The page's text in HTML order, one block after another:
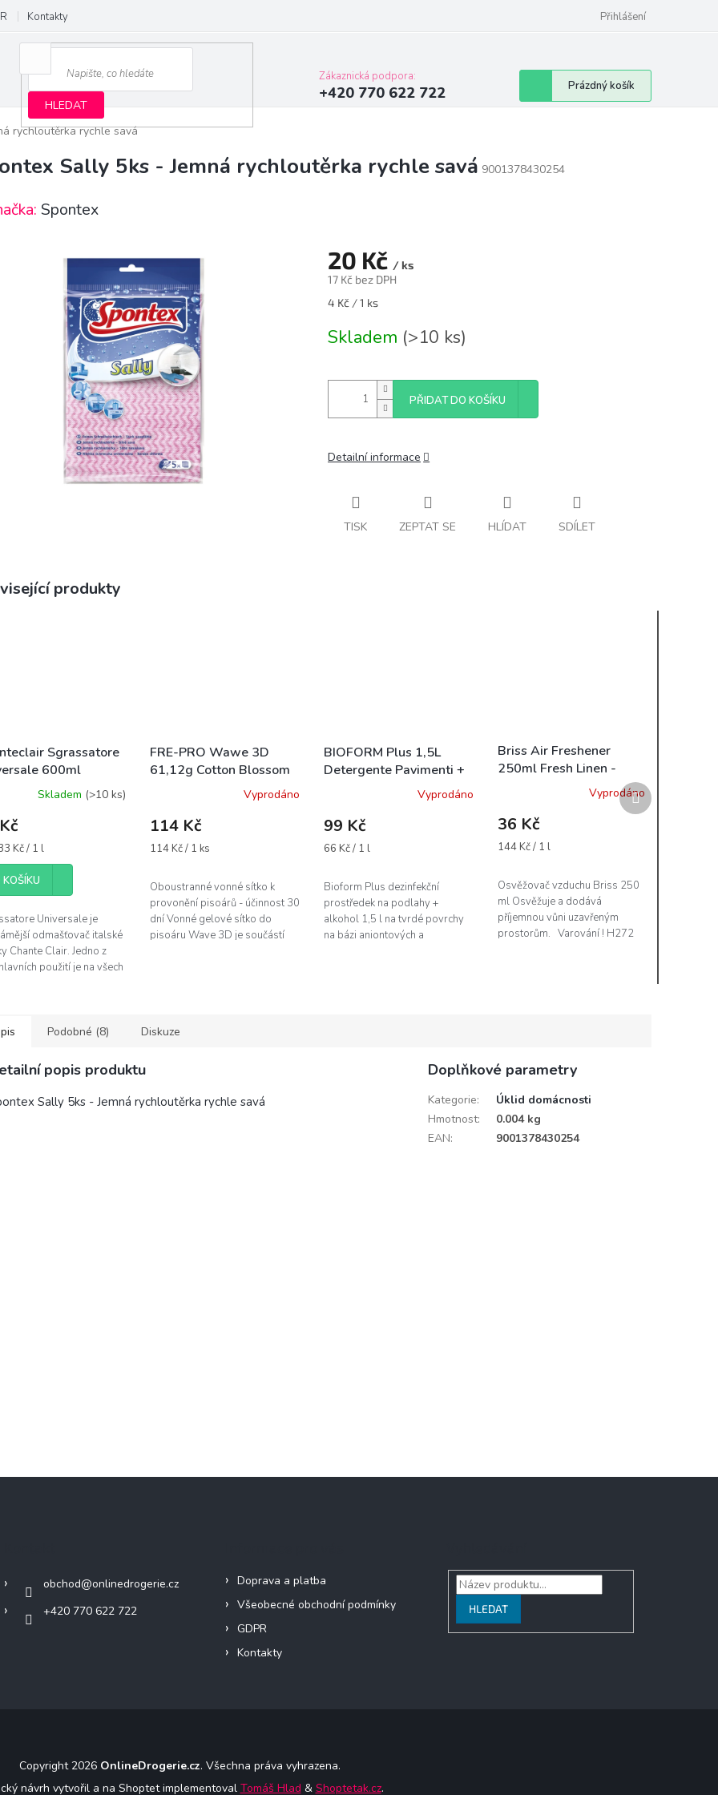
Kontakty Přihlášení
HLEDAT
Zákaznická podpora:
+420 770 622 722
Nákupní
košík
Prázdný košík
rychloutěrka rychle savá
Sally 5ks - Jemná rychloutěrka rychle savá 9001378430254
Spontex
20 Kč / ks
17 Kč bez DPH
Měrná
4 Kč / 1 ks
Skladem (>10 ks)
PŘIDAT DO KOŠÍKU
Detailní informace
TISK ZEPTAT SE HLÍDAT SDÍLET
produkty
Sgrassatore
600ml
- odmašťovač s
Skladem (>10 ks)
Kč / 1 l
Universale je
odmašťovač italské
Chante Clair. Jedno z
použití je na všech
FRE-PRO Wawe 3D
61,12g Cotton Blossom
boustranné pisoárovéVyprodáno
114 Kč
Měrná
114 Kč / 1 ks
Oboustranné vonné sítko k
provonění pisoárů - účinnost 30
dní Vonné gelové sítko do
pisoáru Wave 3D je součástí
BIOFORM Plus 1,5L
Detergente Pavimenti +
Alcool - čistič podlah s
Vyprodáno
99 Kč
Měrná
66 Kč / 1 l
Bioform Plus dezinfekční
prostředek na podlahy +
alkohol 1,5 l na tvrdé povrchy
na bázi aniontových a
Briss Air Freshener
250ml Fresh Linen -
osvěžovač vzduchuVyprodáno
36 Kč
Měrná
144 Kč / 1 l
Osvěžovač vzduchu Briss 250
ml Osvěžuje a dodává
příjemnou vůni uzavřeným
prostorům. Varování ! H272
Další
produkt
Podobné (8) Diskuze
popis produktu
Sally 5ks - Jemná rychloutěrka rychle savá
Doplňkové parametry
Kategorie:
Úklid domácnosti
Hmotnost:
0.004 kg
EAN: 9001378430254
obchod@onlinedrogerie.cz
+420 770 622 722
Doprava a platba
Všeobecné obchodní podmínky
GDPR
Kontakty
HLEDAT
Copyright 2026 OnlineDrogerie.cz. Všechna práva vyhrazena.
návrh vytvořil a na Shoptet implementoval Tomáš Hlad & Shoptetak.cz.